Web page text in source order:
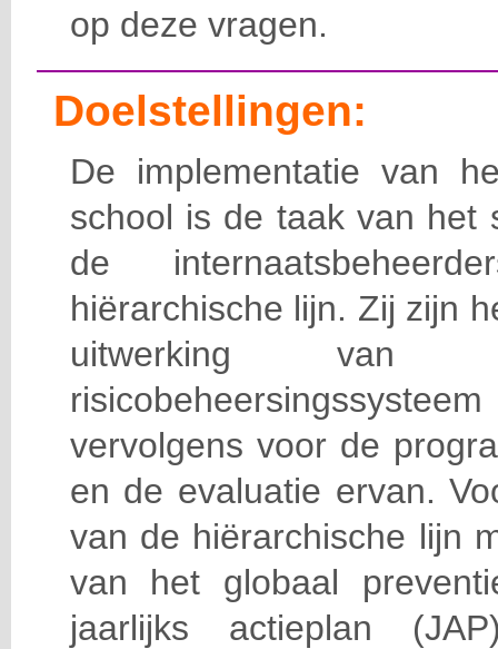
op deze vragen.
Doelstellingen:
De implementatie van
school is de taak van het
de
hiërarchische lijn. Zij zijn
uitwerking van
vervolgens voor de
en de evaluatie ervan.
van de hiërarchische lijn
van het globaal
jaarlijks actieplan